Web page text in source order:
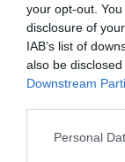
your opt-out.
disclosure of
IAB’s list of
also be
Downstream
Personal